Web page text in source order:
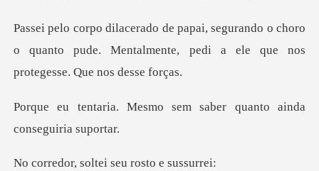
ndo o choro
o quanto pude. Mentalmente, pedi
mo sem saber quanto ain
oltei seu rost